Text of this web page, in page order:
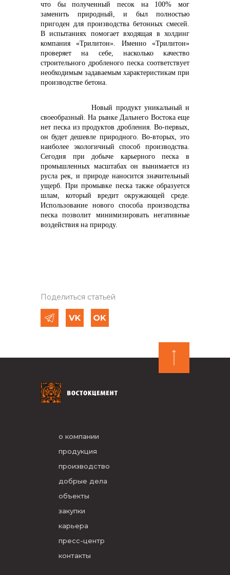
что бы полученный песок на 100% мог
заменить природный, и был полностью
пригоден для производства бетонных смесей.
В испытаниях помогает входящая в холдинг
компания «Трилитон». Именно «Трилитон»
проверяет на себе, насколько качество
строительного дробленого песка соответствует
необходимым задаваемым характеристикам при
производстве бетона.
Новый продукт уникальный и
своеобразный. На рынке Дальнего Востока еще
нет песка из продуктов дробления. Во-первых,
он будет дешевле природного. Во-вторых, это
наиболее экологичный способ производства.
Сегодня при добыче карьерного песка в
промышленных масштабах он вынимается из
русла рек, и природе наносится значительный
ущерб. При промывке песка также образуется
шлам, который вредит окружающей среде.
Использование нового способа производства
песка позволит минимизировать негативные
воздействия на природу.
Поделиться статьей
о компании
продукция
производство
добрые дела
объекты
закупки
карьера
пресс-центр
контакты